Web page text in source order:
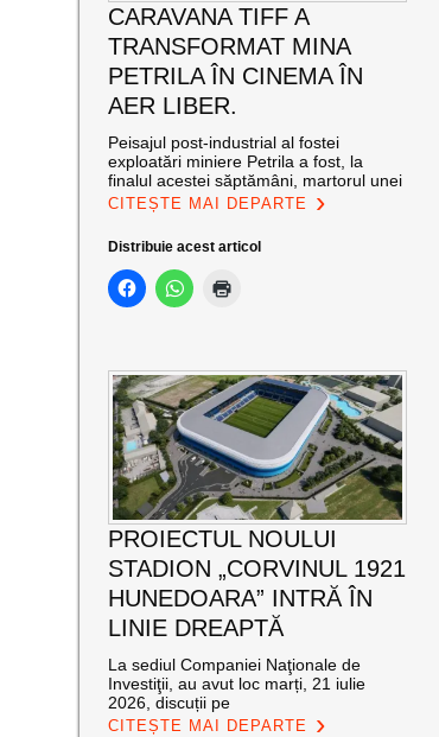
CARAVANA TIFF A
TRANSFORMAT MINA
PETRILA ÎN CINEMA ÎN
AER LIBER.
Peisajul post-industrial al fostei
exploatări miniere Petrila a fost, la
finalul acestei săptămâni, martorul unei
CITEȘTE MAI DEPARTE
Distribuie acest articol
PROIECTUL NOULUI
STADION „CORVINUL 1921
HUNEDOARA” INTRĂ ÎN
LINIE DREAPTĂ
La sediul Companiei Naţionale de
Investiţii, au avut loc marți, 21 iulie
2026, discuții pe
CITEȘTE MAI DEPARTE